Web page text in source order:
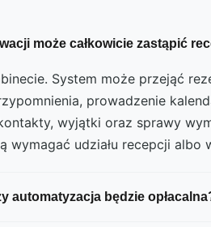
może całkowicie zastąpić
System może przejąć
prowadzenie
wyjątki oraz sprawy
wymagać udziału recepcji albo
automatyzacja będzie